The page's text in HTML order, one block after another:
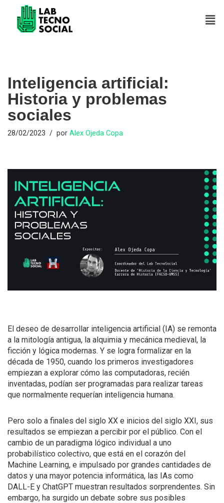
Saltar
Inteligencia artificial:
Historia y problemas
sociales
28/02/2023 por Alex Ojeda Copa
El deseo de desarrollar inteligencia artificial (IA) se remonta
a la mitología antigua, la alquimia y mecánica medieval, la
ficción y lógica modernas. Y se logra formalizar en la
década de 1950, cuando los primeros investigadores
empiezan a explorar cómo las computadoras, recién
inventadas, podían ser programadas para realizar tareas
que normalmente requerían inteligencia humana.
Pero solo a finales del siglo XX e inicios del siglo XXI, sus
resultados se empiezan a percibir por el público. Con el
cambio de un paradigma lógico individual a uno
probabilístico colectivo, que está en el corazón del
Machine Learning, e impulsado por grandes cantidades de
datos y una mayor potencia informática, las IAs como
DALL-E y ChatGPT muestran resultados sorprendentes. Sin
embargo, ha surgido un debate sobre sus posibles